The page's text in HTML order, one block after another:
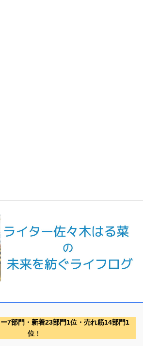
7部門・新着23部門1位・売れ筋14部門1
位 ！